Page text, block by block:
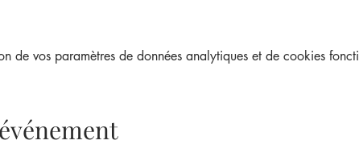
de vos paramètres de données analytiques et de cookies